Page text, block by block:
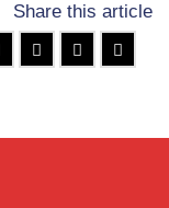
Share this article